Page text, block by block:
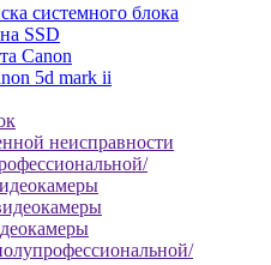
системного блока
SSD
Canon
5d mark ii
неисправности